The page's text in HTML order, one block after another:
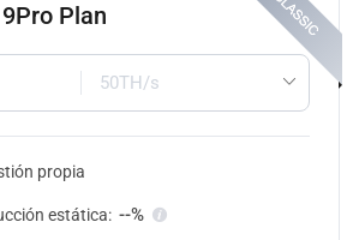
Plan
50TH/s
propia
estática: --%